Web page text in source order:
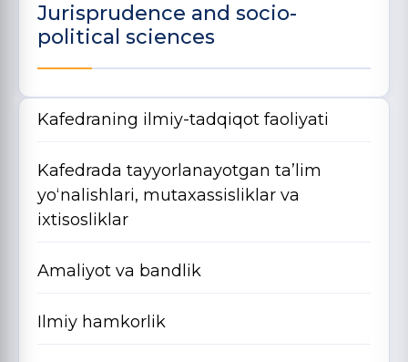
Jurisprudence and socio-
political sciences
Kafedraning ilmiy-tadqiqot faoliyati
Kafedrada tayyorlanayotgan ta’lim
yo‘nalishlari, mutaxassisliklar va
ixtisosliklar
Amaliyot va bandlik
Ilmiy hamkorlik